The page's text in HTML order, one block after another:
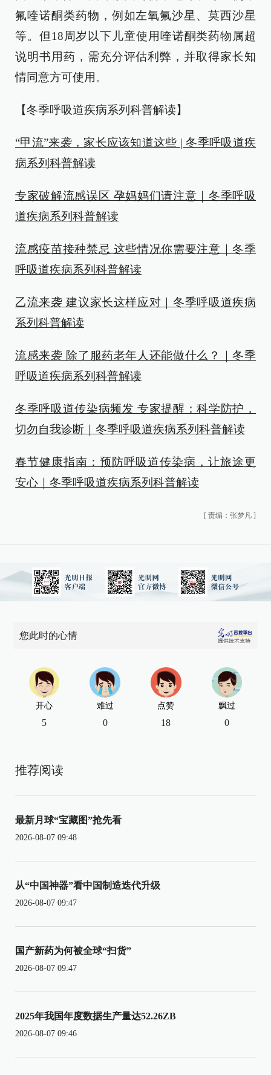
氟喹诺酮类药物，例如左氧氟沙星、莫西沙星
等。但18周岁以下儿童使用喹诺酮类药物属超
说明书用药，需充分评估利弊，并取得家长知
情同意方可使用。
【冬季呼吸道疾病系列科普解读】
“甲流”来袭，家长应该知道这些 | 冬季呼吸道疾
病系列科普解读
专家破解流感误区 孕妈妈们请注意｜冬季呼吸
道疾病系列科普解读
流感疫苗接种禁忌 这些情况你需要注意｜冬季
呼吸道疾病系列科普解读
乙流来袭 建议家长这样应对｜冬季呼吸道疾病
系列科普解读
流感来袭 除了服药老年人还能做什么？｜冬季
呼吸道疾病系列科普解读
冬季呼吸道传染病频发 专家提醒：科学防护，
切勿自我诊断｜冬季呼吸道疾病系列科普解读
春节健康指南：预防呼吸道传染病，让旅途更
安心｜冬季呼吸道疾病系列科普解读
[ 责编：张梦凡 ]
您此时的心情
开心
5
难过
0
点赞
18
飘过
0
推荐阅读
最新月球“宝藏图”抢先看
2026-08-07 09:48
从“中国神器”看中国制造迭代升级
2026-08-07 09:47
国产新药为何被全球“扫货”
2026-08-07 09:47
2025年我国年度数据生产量达52.26ZB
2026-08-07 09:46